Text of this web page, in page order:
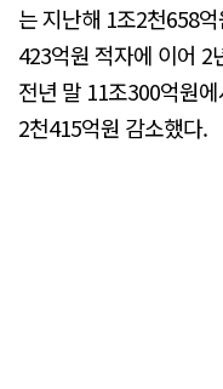
는 지난해 1조2천658
423억원 적자에 이어 2
전년 말 11조300억원
2천415억원 감소했다.